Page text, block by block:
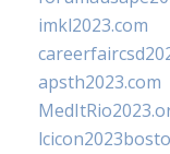
imkl2023.com
apsth2023.com